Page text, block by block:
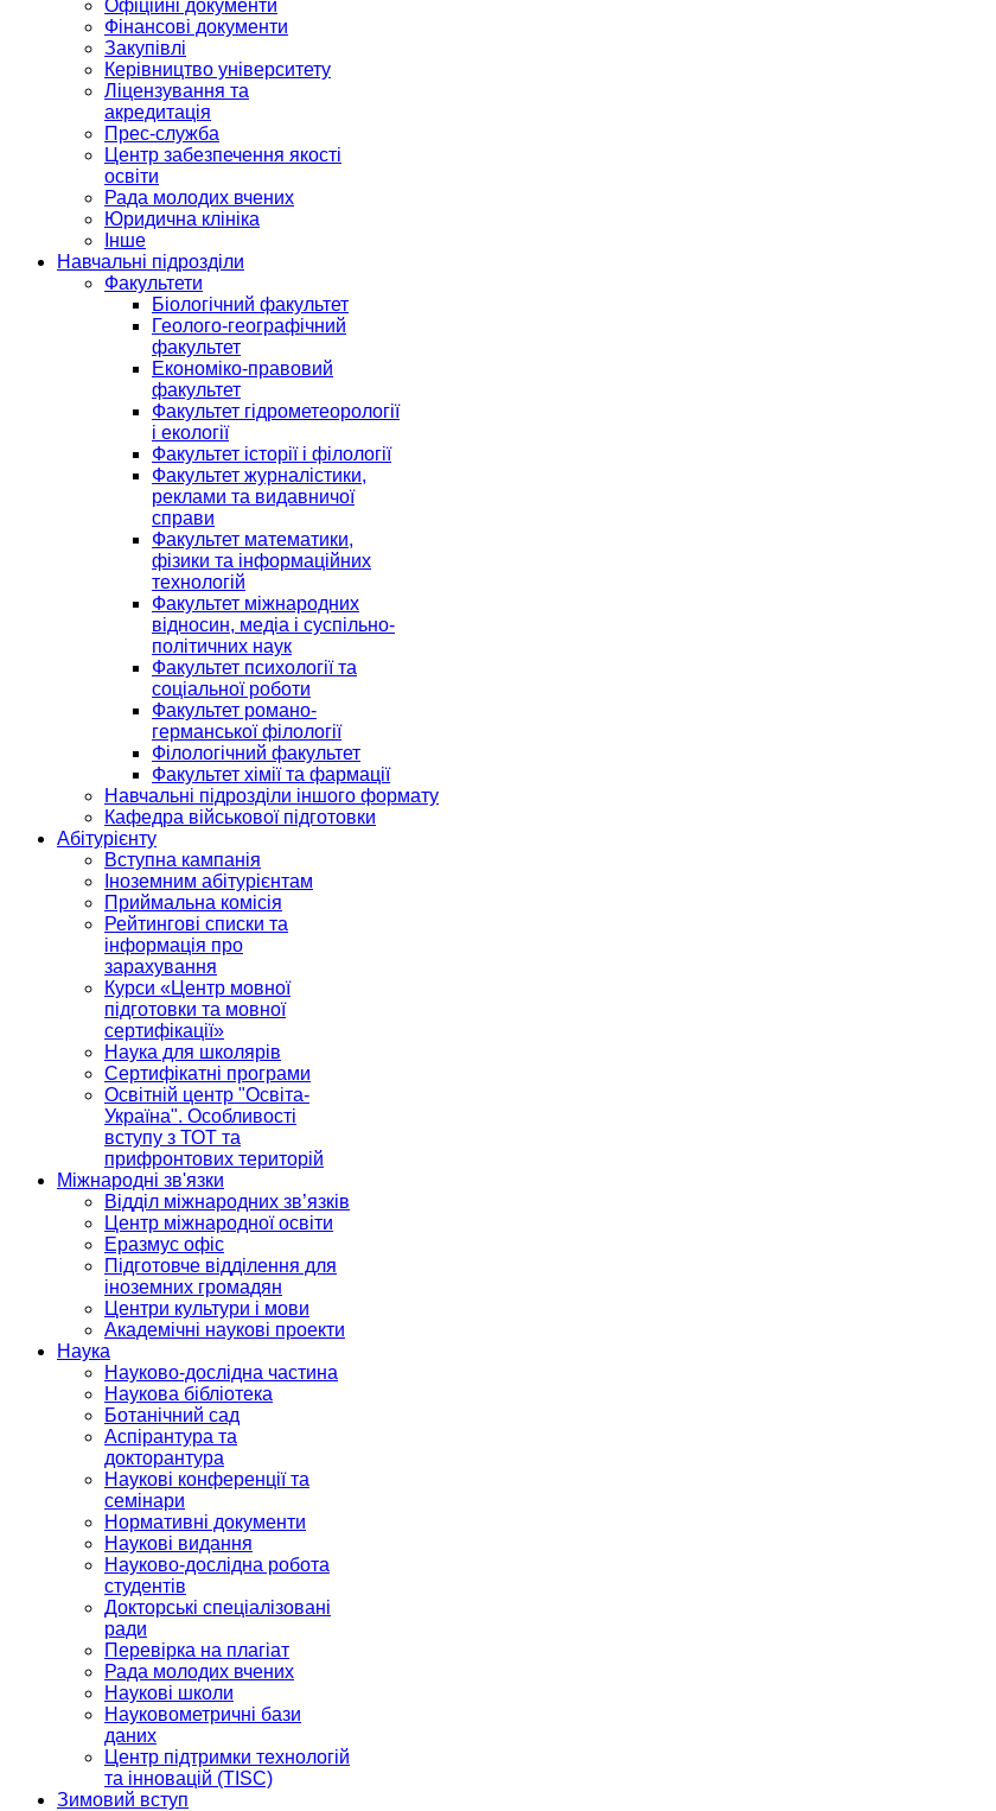
Офіційні документи
Фінансові документи
Закупівлі
Керівництво університету
Ліцензування та
акредитація
Прес-служба
Центр забезпечення якості
освіти
Рада молодих вчених
Юридична клініка
Інше
Навчальні підрозділи
Факультети
Біологічний факультет
Геолого-географічний
факультет
Економіко-правовий
факультет
Факультет гідрометеорології
і екології
Факультет історії і філології
Факультет журналістики,
реклами та видавничої
справи
Факультет математики,
фізики та інформаційних
технологій
Факультет міжнародних
відносин, медіа і суспільно-
політичних наук
Факультет психології та
соціальної роботи
Факультет романо-
германської філології
Філологічний факультет
Факультет хімії та фармації
Навчальні підрозділи іншого формату
Кафедра військової підготовки
Абітурієнту
Вступна кампанія
Іноземним абітурієнтам
Приймальна комісія
Рейтингові списки та
інформація про
зарахування
Курси «Центр мовної
підготовки та мовної
сертифікації»
Наука для школярів
Сертифікатні програми
Освітній центр "Освіта-
Україна". Особливості
вступу з ТОТ та
прифронтових територій
Міжнародні зв'язки
Відділ міжнародних зв’язків
Центр міжнародної освіти
Еразмус офіс
Підготовче відділення для
іноземних громадян
Центри культури і мови
Академічні наукові проекти
Наука
Науково-дослідна частина
Наукова бібліотека
Ботанічний сад
Аспірантура та
докторантура
Наукові конференції та
семінари
Нормативні документи
Наукові видання
Науково-дослідна робота
студентів
Докторські спеціалізовані
ради
Перевірка на плагіат
Рада молодих вчених
Наукові школи
Науковометричні бази
даних
Центр підтримки технологій
та інновацій (TISC)
Зимовий вступ